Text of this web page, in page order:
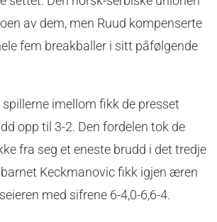
av dem, men Ruud kompenserte
fem breakballer i sitt påfølgende
imellom fikk de presset
opp til 3-2. Den fordelen tok de
fra seg et eneste brudd i det tredje
Keckmanovic fikk igjen æren
med sifrene 6-4,0-6,6-4.